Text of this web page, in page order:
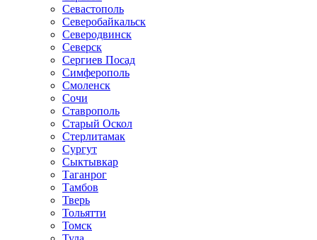
Севастополь
Северобайкальск
Северодвинск
Северск
Сергиев Посад
Симферополь
Смоленск
Сочи
Ставрополь
Старый Оскол
Стерлитамак
Сургут
Сыктывкар
Таганрог
Тамбов
Тверь
Тольятти
Томск